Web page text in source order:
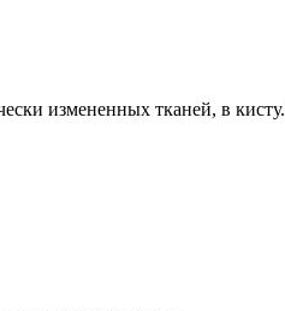
измененных тканей, в